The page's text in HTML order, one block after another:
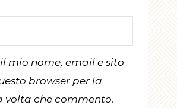
mio nome, email e sito
browser per la
volta che commento.